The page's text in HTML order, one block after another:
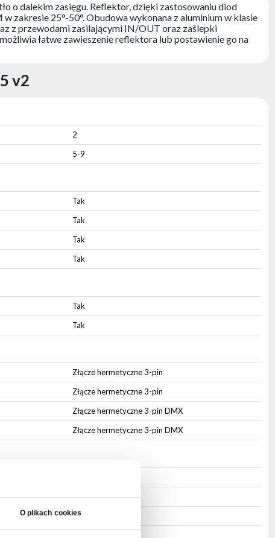
O plikach cookies
o dalekim zasięgu. Reflektor, dzięki zastosowaniu diod
zakresie 25°-50°. Obudowa wykonana z aluminium w klasie
z przewodami zasilającymi IN/OUT oraz zaślepki
łatwe zawieszenie reflektora lub postawienie go na
v2
2
5-9
Tak
Tak
Tak
Tak
Tak
Tak
Złącze hermetyczne 3-pin
Złącze hermetyczne 3-pin
Złącze hermetyczne 3-pin DMX
Złącze hermetyczne 3-pin DMX
Aluminium
Zintegrowane